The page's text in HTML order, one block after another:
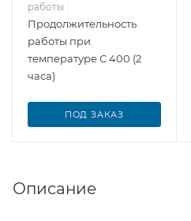
работы :
Продолжительность
работы при
температуре С 400 (2
часа)
ПОД ЗАКАЗ
Описание